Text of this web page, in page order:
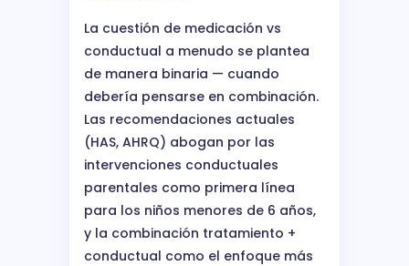
La cuestión de medicación vs
conductual a menudo se plantea
de manera binaria — cuando
debería pensarse en combinación.
Las recomendaciones actuales
(HAS, AHRQ) abogan por las
intervenciones conductuales
parentales como primera línea
para los niños menores de 6 años,
y la combinación tratamiento +
conductual como el enfoque más